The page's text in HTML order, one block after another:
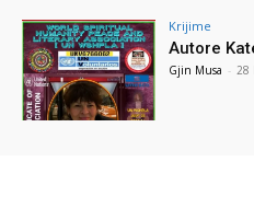
Krijime
Autore
Gjin Musa - 28